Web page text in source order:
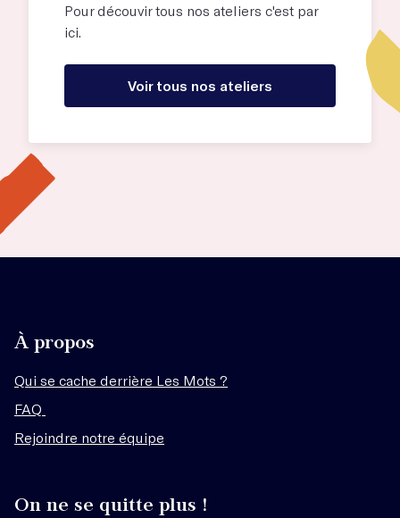
Pour découvir tous nos ateliers c'est par
ici.
Voir tous nos ateliers
À propos
Qui se cache derrière Les Mots ?
FAQ
Rejoindre notre équipe
On ne se quitte plus !